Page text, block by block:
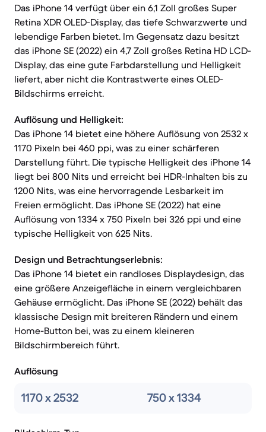
Das iPhone 14 verfügt über ein 6,1 Zoll großes Super
Retina XDR OLED-Display, das tiefe Schwarzwerte und
lebendige Farben bietet. Im Gegensatz dazu besitzt
das iPhone SE (2022) ein 4,7 Zoll großes Retina HD LCD-
Display, das eine gute Farbdarstellung und Helligkeit
liefert, aber nicht die Kontrastwerte eines OLED-
Bildschirms erreicht.
Auflösung und Helligkeit:
Das iPhone 14 bietet eine höhere Auflösung von 2532 x
1170 Pixeln bei 460 ppi, was zu einer schärferen
Darstellung führt. Die typische Helligkeit des iPhone 14
liegt bei 800 Nits und erreicht bei HDR-Inhalten bis zu
1200 Nits, was eine hervorragende Lesbarkeit im
Freien ermöglicht. Das iPhone SE (2022) hat eine
Auflösung von 1334 x 750 Pixeln bei 326 ppi und eine
typische Helligkeit von 625 Nits.
Design und Betrachtungserlebnis:
Das iPhone 14 bietet ein randloses Displaydesign, das
eine größere Anzeigefläche in einem vergleichbaren
Gehäuse ermöglicht. Das iPhone SE (2022) behält das
klassische Design mit breiteren Rändern und einem
Home-Button bei, was zu einem kleineren
Bildschirmbereich führt.
Auflösung
1170 x 2532 750 x 1334